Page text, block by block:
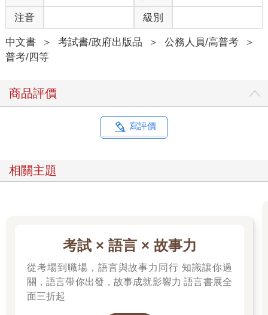
注音
級別
中文書 ＞ 考試書/政府出版品 ＞ 公務人員/高普考
＞
普考/四等
商品評價
寫評價
相關主題
考試 × 語言 × 故事力
從考場到職場，語言與故事力同行 知識讓你過
關，語言帶你出發，故事成就影響力 語言書展全
面三折起